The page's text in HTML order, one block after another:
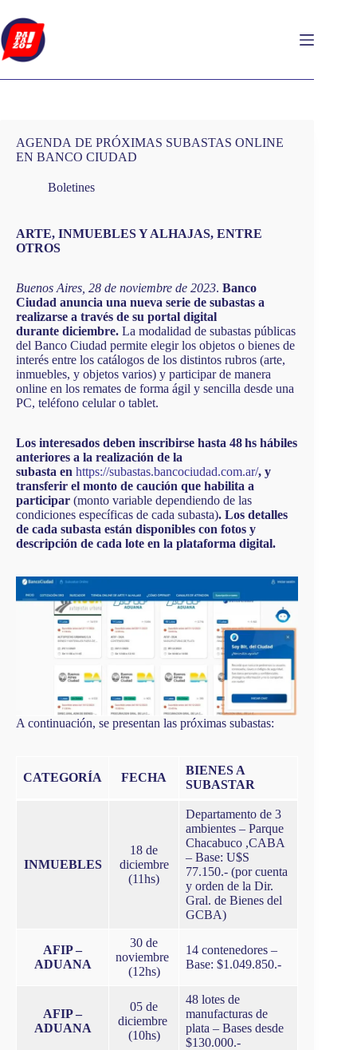
contenido
AGENDA DE PRÓXIMAS SUBASTAS ONLINE
EN BANCO CIUDAD
Boletines
ARTE, INMUEBLES Y ALHAJAS, ENTRE
OTROS
Buenos Aires, 28 de noviembre de 2023. Banco
Ciudad anuncia una nueva serie de subastas a
realizarse a través de su portal digital
durante diciembre. La modalidad de subastas públicas
del Banco Ciudad permite elegir los objetos o bienes de
interés entre los catálogos de los distintos rubros (arte,
inmuebles, y objetos varios) y participar de manera
online en los remates de forma ágil y sencilla desde una
PC, teléfono celular o tablet.
Los interesados deben inscribirse hasta 48 hs hábiles
anteriores a la realización de la
subasta en https://subastas.bancociudad.com.ar/, y
transferir el monto de caución que habilita a
participar (monto variable dependiendo de las
condiciones específicas de cada subasta). Los detalles
de cada subasta están disponibles con fotos y
descripción de cada lote en la plataforma digital.
A continuación, se presentan las próximas subastas:
CATEGORÍA FECHA
BIENES A
SUBASTAR
INMUEBLES
18 de
diciembre
(11hs)
Departamento de 3
ambientes – Parque
Chacabuco ,CABA
– Base: U$S
77.150.- (por cuenta
y orden de la Dir.
Gral. de Bienes del
GCBA)
AFIP –
ADUANA
30 de
noviembre
(12hs)
14 contenedores –
Base: $1.049.850.-
AFIP –
ADUANA
05 de
diciembre
(10hs)
48 lotes de
manufacturas de
plata – Bases desde
$130.000.-